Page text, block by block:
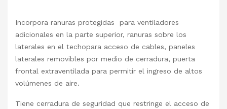
Incorpora ranuras protegidas para ventiladores
adicionales en la parte superior, ranuras sobre los
laterales en el techopara acceso de cables, paneles
laterales removibles por medio de cerradura, puerta
frontal extraventilada para permitir el ingreso de altos
volúmenes de aire.
Tiene cerradura de seguridad que restringe el acceso de